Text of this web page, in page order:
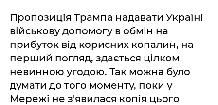
Пропозиція Трампа надавати Україні
військову допомогу в обмін на
прибуток від корисних копалин, на
перший погляд, здається цілком
невинною угодою. Так можна було
думати до того моменту, поки у
Мережі не з'явилася копія цього